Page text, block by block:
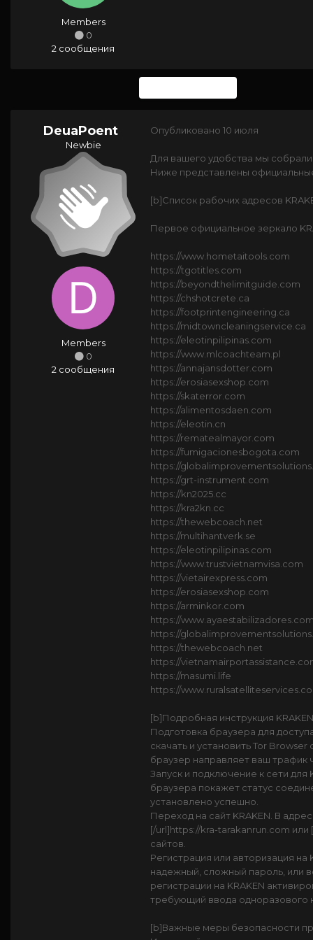
Members
0
2 сообщения
DeuaPoent
Newbie
Members
0
2 сообщения
Опубликовано 10 июля
Для вашего удобства мы
Ниже представлены
[b]Список рабочих адресов
Первое официальное зеркало
https://www.hometaitools.com
https://tgotitles.com
https://beyondthelimitguide.com
https://chshotcrete.ca
https://footprintengineering.ca
https://midtowncleaningservice.ca
https://eleotinpilipinas.com
https://www.mlcoachteam.pl
https://annajansdotter.com
https://erosiasexshop.com
https://skaterror.com
https://alimentosdaen.com
https://eleotin.cn
https://rematealmayor.com
https://fumigacionesbogota.com
https://
https://grt-instrument.com
https://kn2025.cc
https://kra2kn.cc
https://thewebcoach.net
https://multihantverk.se
https://eleotinpilipinas.com
https://www.trustvietnamvisa.com
https://vietairexpress.com
https://erosiasexshop.com
https://arminkor.com
https://www.ayaestabilizadores.com
https://
https://thewebcoach.net
https://
https://masumi.life
https://
[b]Подробная инструкция
Подготовка браузера для
скачать и установить Tor
браузер направляет ваш
Запуск и подключение к сети
браузера покажет статус
установлено успешно.
Переход на сайт KRAKEN. В
[/url]https://kra-tarakanrun.com
сайтов.
Регистрация или авторизация на
надежный, сложный пароль, или
регистрации на KRAKEN
требующий ввода одноразового
[b]Важные меры безопасности